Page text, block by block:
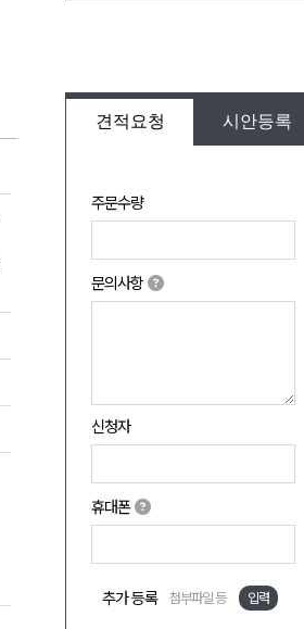
견적요청 시안등록
주문수량
문의사항
신청자
휴대폰
추가 등록 첨부파일 등 입력